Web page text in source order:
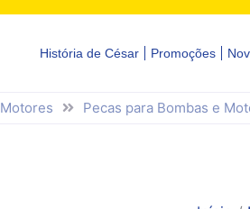
História de César Promoções
Motores Pecas para Bombas e